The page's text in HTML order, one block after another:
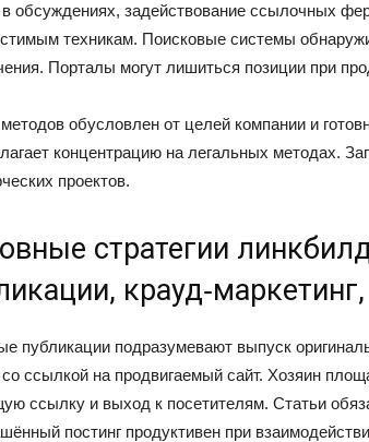
в обсуждениях, задействование ссылочных
техникам. Поисковые системы
Порталы могут лишиться позиции при
обусловлен от целей компании и
концентрацию на легальных методах.
проектов.
стратегии
публикации подразумевают выпуск
со ссылкой на продвигаемый сайт. Хозяин
ссылку и выход к посетителям. Статьи
постинг продуктивен при